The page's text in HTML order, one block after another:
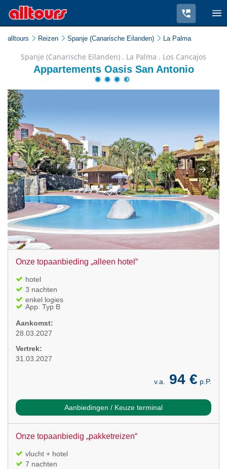
alltours Reizen Spanje (Canarische Eilanden) La Palma
Spanje (Canarische Eilanden) . La Palma . Los Cancajos
Appartements Oasis San Antonio
Onze topaanbieding „alleen hotel“
hotel
3 nachten
enkel logies
App. Typ B
Aankomst:
28.03.2027
Vertrek:
31.03.2027
v.a. 94 € p.P.
Aanbiedingen / Keuze terminal
Onze topaanbiedig „pakketreizen“
vlucht + hotel
7 nachten